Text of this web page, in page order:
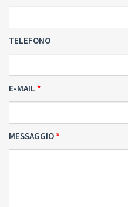
TELEFONO
E-MAIL
MESSAGGIO